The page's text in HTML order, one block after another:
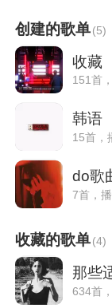
创建的歌单(5)
收藏
151首
韩语
15首，
do歌
7首，
收藏的歌单(4)
那些
634首